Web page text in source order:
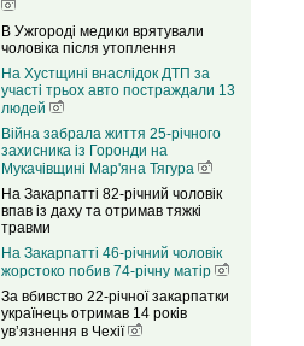
В Ужгороді медики врятували
чоловіка після утоплення
На Хустщині внаслідок ДТП за
участі трьох авто постраждали 13
людей
Війна забрала життя 25-річного
захисника із Горонди на
Мукачівщині Мар'яна Тягура
На Закарпатті 82-річний чоловік
впав із даху та отримав тяжкі
травми
На Закарпатті 46-річний чоловік
жорстоко побив 74-річну матір
За вбивство 22-річної закарпатки
українець отримав 14 років
ув’язнення в Чехії